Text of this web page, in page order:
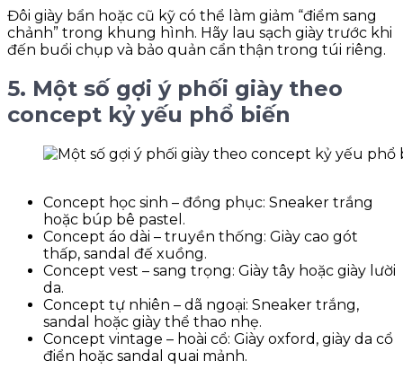
Đôi giày bẩn hoặc cũ kỹ có thể làm giảm “điểm sang
chảnh” trong khung hình. Hãy lau sạch giày trước khi
đến buổi chụp và bảo quản cẩn thận trong túi riêng.
5. Một số gợi ý phối giày theo
concept kỷ yếu phổ biến
Concept học sinh – đồng phục: Sneaker trắng
hoặc búp bê pastel.
Concept áo dài – truyền thống: Giày cao gót
thấp, sandal đế xuồng.
Concept vest – sang trọng: Giày tây hoặc giày lười
da.
Concept tự nhiên – dã ngoại: Sneaker trắng,
sandal hoặc giày thể thao nhẹ.
Concept vintage – hoài cổ: Giày oxford, giày da cổ
điển hoặc sandal quai mảnh.